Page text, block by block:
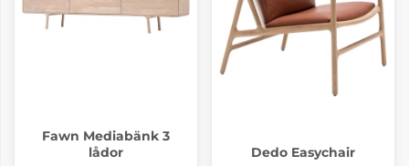
Fawn Mediabänk 3
lådor
Dedo Easychair